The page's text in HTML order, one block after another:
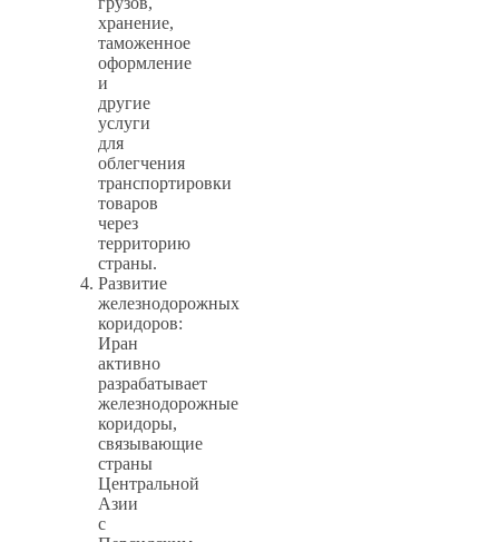
хранение,
таможенное
оформление
и
другие
услуги
для
облегчения
транспортировки
товаров
через
территорию
страны.
Развитие
железнодорожных
коридоров:
Иран
активно
разрабатывает
железнодорожные
коридоры,
связывающие
страны
Центральной
Азии
с